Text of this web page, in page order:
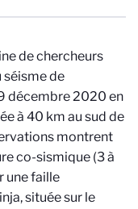
de chercheurs
séisme de
décembre 2020 en
à 40 km au sud de
montrent
co-sismique (3 à
une faille
située sur le